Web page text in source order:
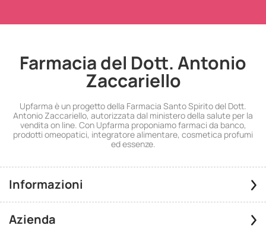
Farmacia del Dott. Antonio
Zaccariello
Upfarma è un progetto della Farmacia Santo Spirito del Dott.
Antonio Zaccariello, autorizzata dal ministero della salute per la
vendita on line. Con Upfarma proponiamo farmaci da banco,
prodotti omeopatici, integratore alimentare, cosmetica profumi
ed essenze.
Informazioni
Azienda